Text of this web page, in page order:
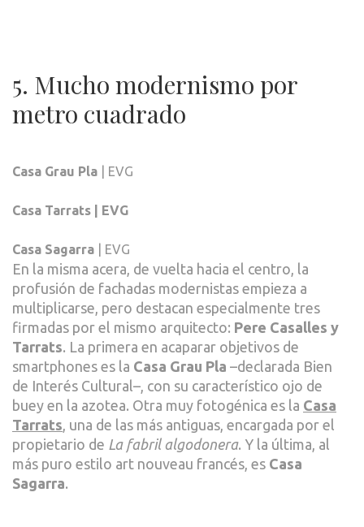
5. Mucho modernismo por
metro cuadrado
Casa Grau Pla | EVG
Casa Tarrats | EVG
Casa Sagarra | EVG
En la misma acera, de vuelta hacia el centro, la
profusión de fachadas modernistas empieza a
multiplicarse, pero destacan especialmente tres
firmadas por el mismo arquitecto: Pere Casalles y
Tarrats. La primera en acaparar objetivos de
smartphones es la Casa Grau Pla –declarada Bien
de Interés Cultural–, con su característico ojo de
buey en la azotea. Otra muy fotogénica es la Casa
Tarrats , una de las más antiguas, encargada por el
propietario de La fabril algodonera. Y la última, al
más puro estilo art nouveau francés, es Casa
Sagarra.